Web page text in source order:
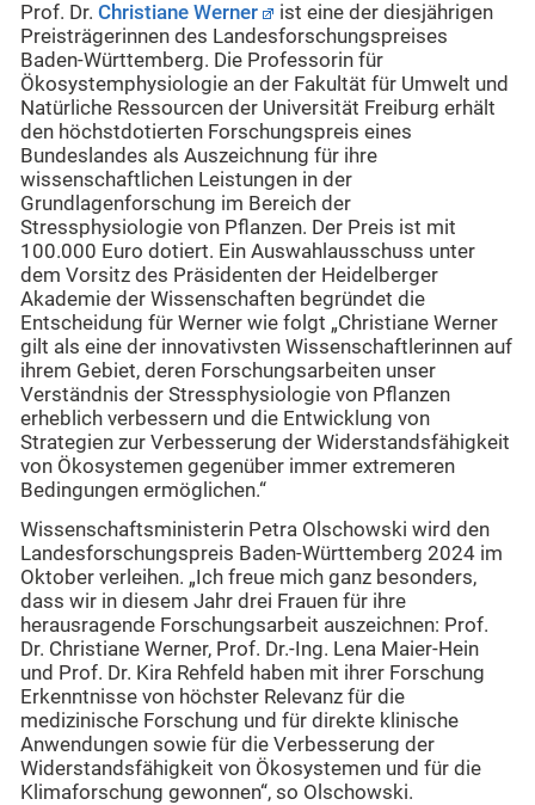
Prof. Dr. Christiane Werner
ist eine der diesjährigen
Preisträgerinnen des Landesforschungspreises
Baden-Württemberg. Die Professorin für
Ökosystemphysiologie an der Fakultät für Umwelt und
Natürliche Ressourcen der Universität Freiburg erhält
den höchstdotierten Forschungspreis eines
Bundeslandes als Auszeichnung für ihre
wissenschaftlichen Leistungen in der
Grundlagenforschung im Bereich der
Stressphysiologie von Pflanzen. Der Preis ist mit
100.000 Euro dotiert. Ein Auswahlausschuss unter
dem Vorsitz des Präsidenten der Heidelberger
Akademie der Wissenschaften begründet die
Entscheidung für Werner wie folgt „Christiane Werner
gilt als eine der innovativsten Wissenschaftlerinnen auf
ihrem Gebiet, deren Forschungsarbeiten unser
Verständnis der Stressphysiologie von Pflanzen
erheblich verbessern und die Entwicklung von
Strategien zur Verbesserung der Widerstandsfähigkeit
von Ökosystemen gegenüber immer extremeren
Bedingungen ermöglichen.“
Wissenschaftsministerin Petra Olschowski wird den
Landesforschungspreis Baden-Württemberg 2024 im
Oktober verleihen. „Ich freue mich ganz besonders,
dass wir in diesem Jahr drei Frauen für ihre
herausragende Forschungsarbeit auszeichnen: Prof.
Dr. Christiane Werner, Prof. Dr.-Ing. Lena Maier-Hein
und Prof. Dr. Kira Rehfeld haben mit ihrer Forschung
Erkenntnisse von höchster Relevanz für die
medizinische Forschung und für direkte klinische
Anwendungen sowie für die Verbesserung der
Widerstandsfähigkeit von Ökosystemen und für die
Klimaforschung gewonnen“, so Olschowski.